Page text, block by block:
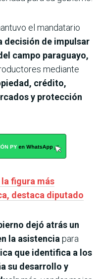
el mandatario
decisión de impulsar
campo paraguayo,
mediante
crédito,
y protección
figura más
destaca diputado
dejó atrás un
la asistencia para
que identifica a los
su desarrollo y